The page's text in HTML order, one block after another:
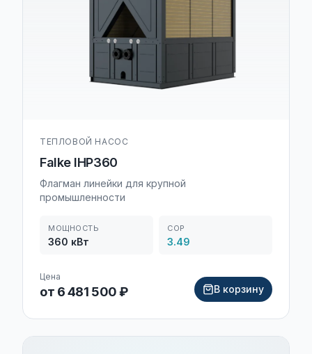
ТЕПЛОВОЙ НАСОС
Falke IHP360
Флагман линейки для крупной
промышленности
МОЩНОСТЬ
360 кВт
COP
3.49
Цена
от 6 481 500 ₽ В корзину